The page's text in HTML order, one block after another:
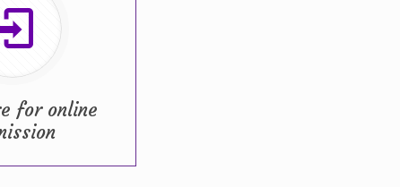
for online